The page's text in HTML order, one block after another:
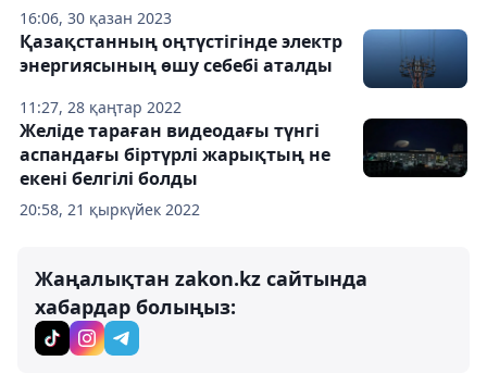
16:06, 30 қазан 2023
11:27, 28 қаңтар 2022
Қазақстанның оңтүстігінде электр
энергиясының өшу себебі аталды
20:58, 21 қыркүйек 2022
Желіде тараған видеодағы түнгі
аспандағы біртүрлі жарықтың не
екені белгілі болды
Жаңалықтан zakon.kz сайтында
хабардар болыңыз: